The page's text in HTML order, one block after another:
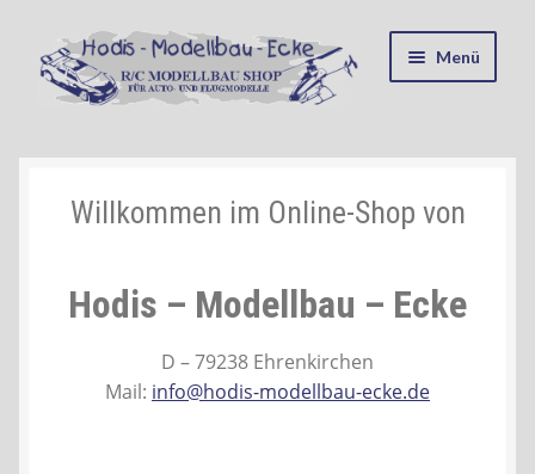
Zur
Navigation
springen
Zum
Inhalt
springen
Menü
KasseWillkommen im Online-Shop von
Hodis – Modellbau – Ecke
D – 79238 Ehrenkirchen
Mail: info@hodis-modellbau-ecke.de